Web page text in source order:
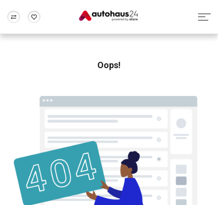
Rund um die Inzahlungnahme
Oops!